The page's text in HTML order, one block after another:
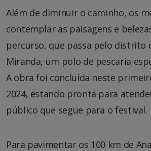
Além de diminuir o caminho, os
contemplar as paisagens e
percurso, que passa pelo distrito
Miranda, um polo de pescaria
A obra foi concluída neste
2024, estando pronta para
público que segue para o festival.
Para pavimentar os 100 km de